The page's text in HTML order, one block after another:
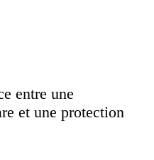
entre une
et une protection